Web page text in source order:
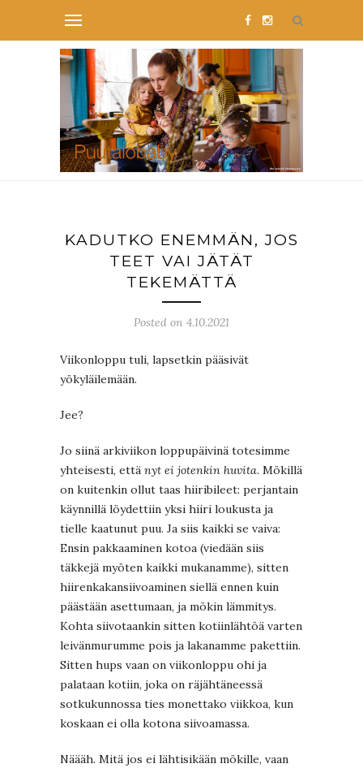
KADUTKO ENEMMÄN, JOS
TEET VAI JÄTÄT
TEKEMÄTTÄ
Posted on 4.10.2021
Viikonloppu tuli, lapsetkin pääsivät
yökyläilemään.
Jee?
Jo siinä arkiviikon loppupäivinä totesimme
yhteisesti, että nyt ei jotenkin huvita. Mökillä
on kuitenkin ollut taas hiiribileet: perjantain
käynnillä löydettiin yksi hiiri loukusta ja
tielle kaatunut puu. Ja siis kaikki se vaiva:
Ensin pakkaaminen kotoa (viedään siis
täkkejä myöten kaikki mukanamme), sitten
hiirenkakansiivoaminen siellä ennen kuin
päästään asettumaan, ja mökin lämmitys.
Kohta siivotaankin sitten kotiinlähtöä varten
leivänmurumme pois ja lakanamme pakettiin.
Sitten hups vaan on viikonloppu ohi ja
palataan kotiin, joka on räjähtäneessä
sotkukunnossa ties monettako viikkoa, kun
koskaan ei olla kotona siivoamassa.
Näääh. Mitä jos ei lähtisikään mökille, vaan